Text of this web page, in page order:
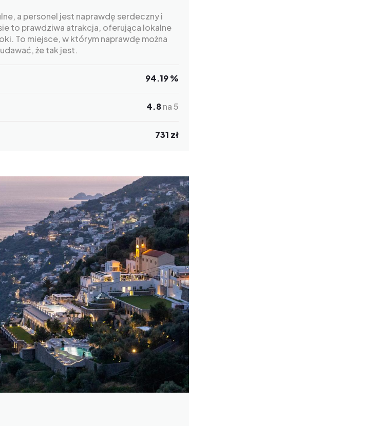
a personel jest naprawdę serdeczny i
to prawdziwa atrakcja, oferująca lokalne
To miejsce, w którym naprawdę można
że tak jest.
94.19 %
4.8na 5
731 zł